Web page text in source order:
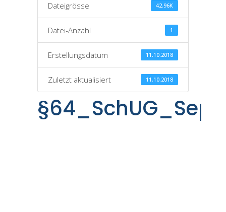
Dateigrösse 42.96K
Datei-Anzahl 1
Erstellungsdatum 11.10.2018
Zuletzt aktualisiert 11.10.2018